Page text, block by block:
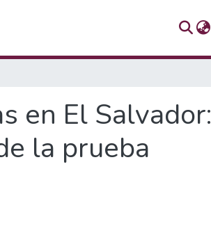
en El Salvador:
la prueba